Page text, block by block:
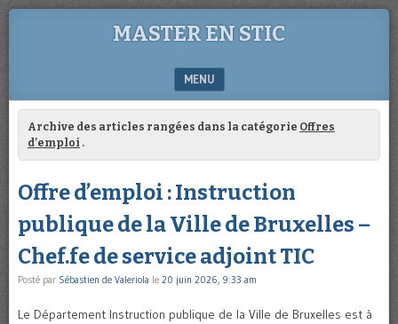
MASTER EN STIC
MENU
SKIP TO CONTENT
Archive des articles rangées dans la catégorie Offres
d’emploi .
Offre d’emploi : Instruction
publique de la Ville de Bruxelles –
Chef.fe de service adjoint TIC
Posté par Sébastien de Valeriola le 20 juin 2026, 9:33 am
Le Département Instruction publique de la Ville de Bruxelles est à